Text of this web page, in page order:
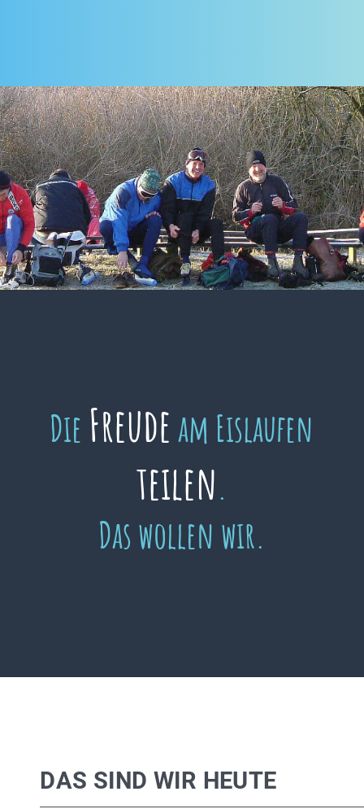
Die Freudeam Eislaufen
teilen.
Das wollen wir.
DAS SIND WIR HEUTE